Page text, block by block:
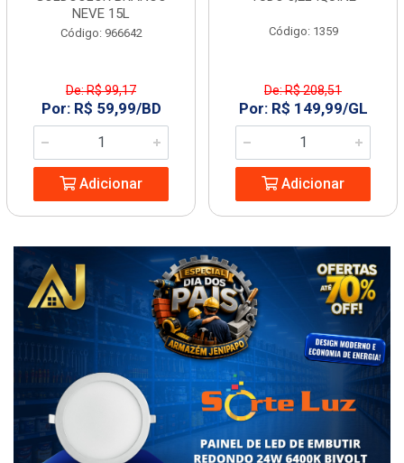
NEVE 15L
Código: 966642
De: R$ 99,17
Por: R$ 59,99/BD
Adicionar
Código: 1359
De: R$ 208,51
Por: R$ 149,99/GL
Adicionar